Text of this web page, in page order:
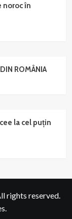
noroc în
ROMÂNIA
la cel puțin
rights reserved.